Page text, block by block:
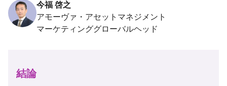
今福 啓之
アモーヴァ・アセットマネジメント
結論